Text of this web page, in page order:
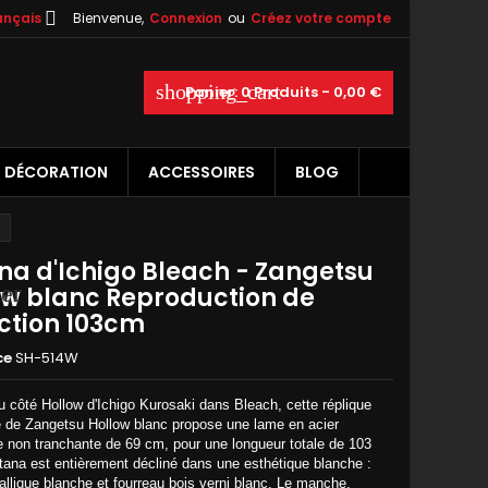
Bienvenue, Connexion ou Créez votre compte

shopping_cart
Panier: 0Produits - 0,00 €
DÉCORATION ACCESSOIRES BLOG
d'Ichigo Bleach - Zangetsu
blanc Reproduction de
103cm
SH-514W
côté Hollow d'Ichigo Kurosaki dans Bleach, cette réplique
de Zangetsu Hollow blanc propose une lame en acier
non tranchante de 69 cm, pour une longueur totale de 103
est entièrement décliné dans une esthétique blanche :
blanche et fourreau bois verni blanc. Le manche,